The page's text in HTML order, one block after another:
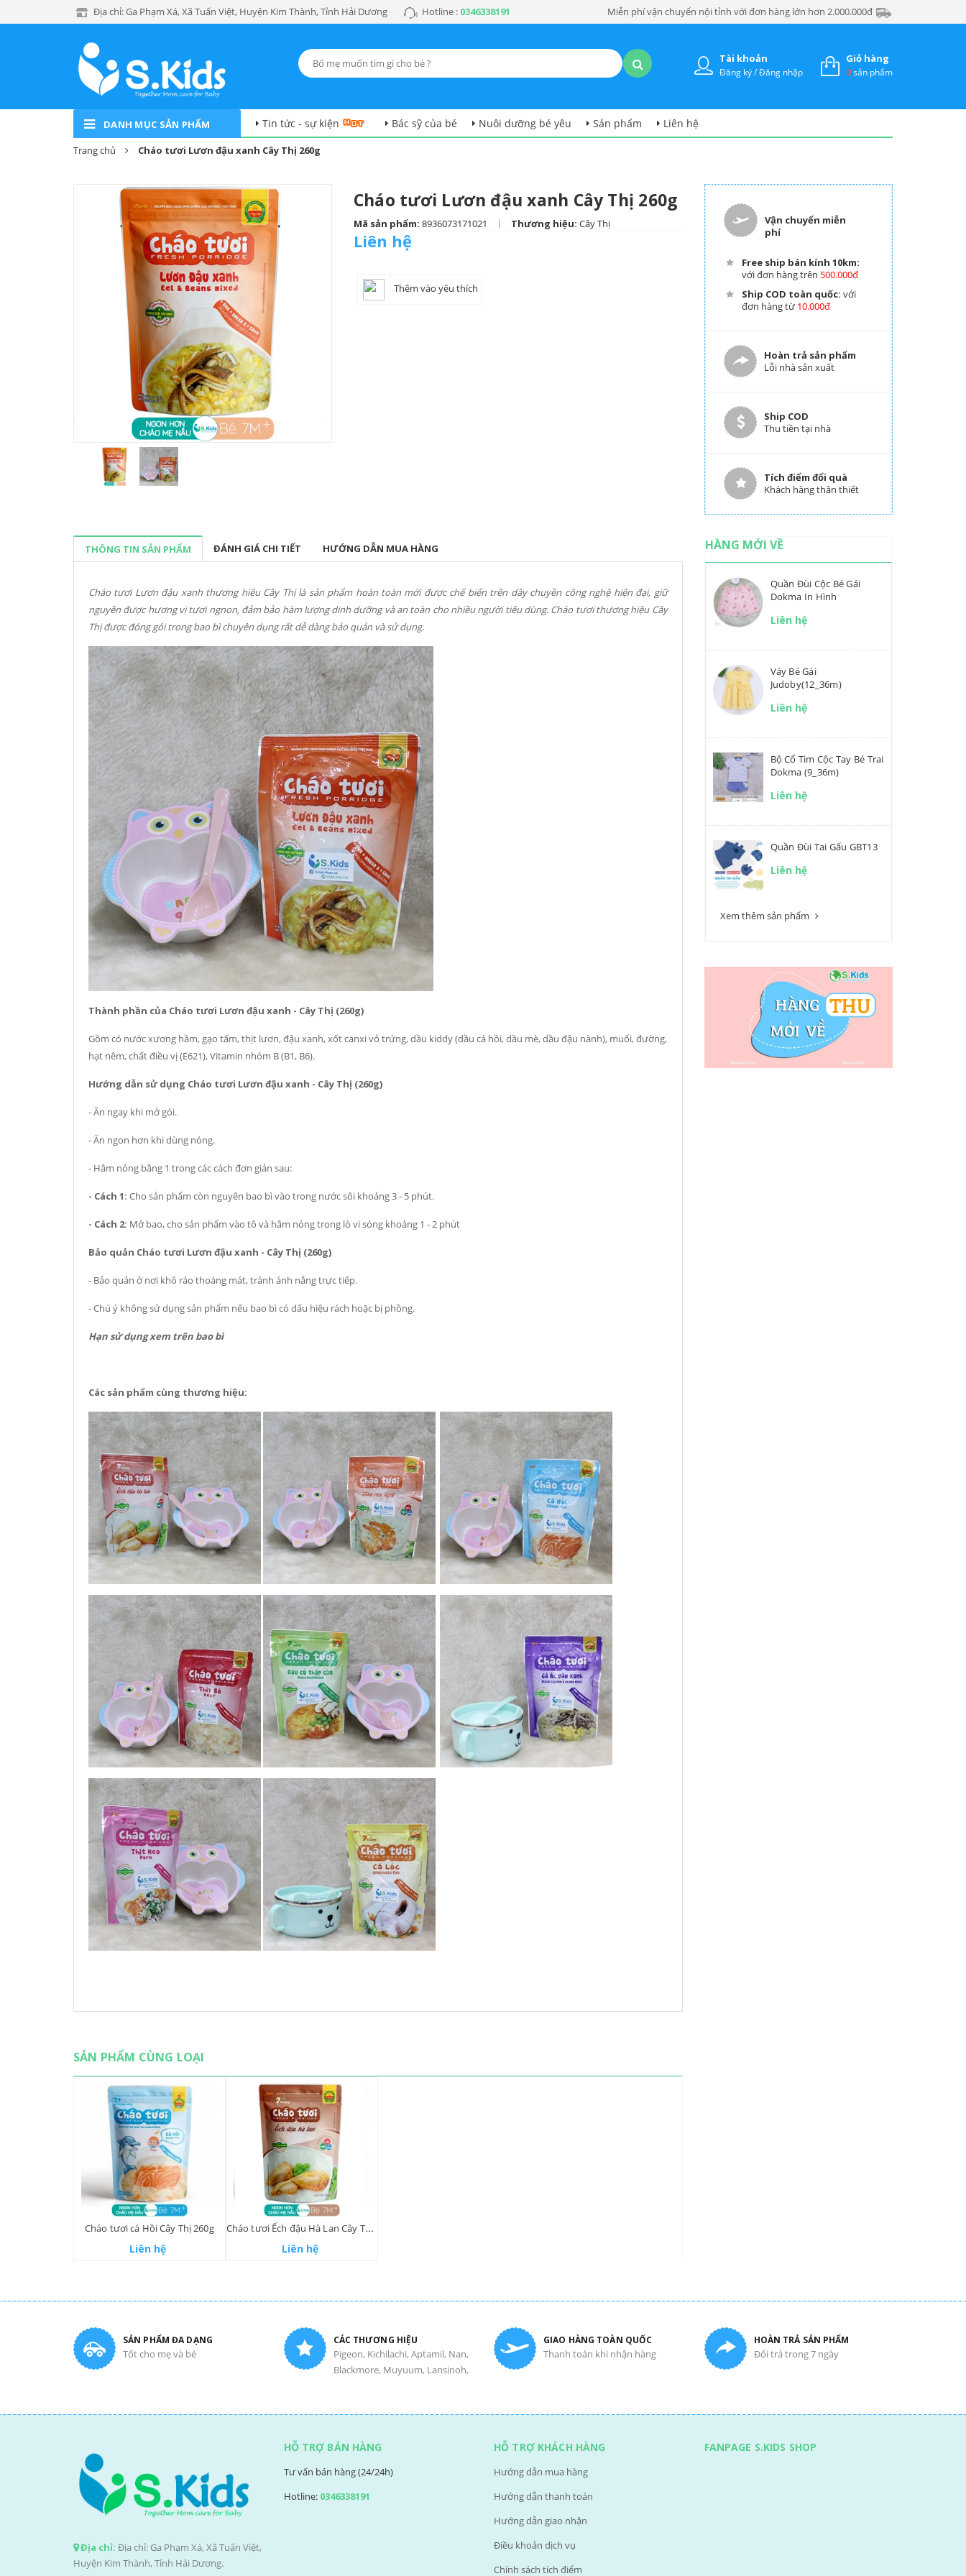
Địa chỉ: Ga Phạm Xá, Xã Tuấn Việt, Huyện Kim Thành, Tỉnh Hải Dương Hotline : 0346338191 Miễn phí vận chuyển nội tỉnh với đơn hàng lớn hơn 2.000.000đ
Giỏ hàng
0sản phẩm
Tài khoản
Đăng ký / Đăng nhập
DANH MỤC SẢN PHẨM Tin tức - sự kiện Bác sỹ của bé Nuôi dưỡng bé yêu Sản phẩm Liên hệ
Trang chủ Cháo tươi Lươn đậu xanh Cây Thị 260g
Cháo tươi Lươn đậu xanh Cây Thị 260g
Mã sản phẩm: 8936073171021 | Thương hiệu: Cây Thị
Liên hệ
Thêm vào yêu thích
Vận chuyển miễn
phí
Free ship bán kính 10km:
với đơn hàng trên 500.000đ
Ship COD toàn quốc: với
đơn hàng từ 10.000đ
Hoàn trả sản phẩm
Lỗi nhà sản xuất
Ship COD
Thu tiền tại nhà
Tích điểm đổi quà
Khách hàng thân thiết
THÔNG TIN SẢN PHẨM ĐÁNH GIÁ CHI TIẾT HƯỚNG DẪN MUA HÀNG
Cháo tươi Lươn đậu xanh thương hiệu Cây Thị là sản phẩm hoàn toàn mới được chế biến trên dây chuyền công nghệ hiện đại, giữ
nguyên được hương vị tươi ngnon, đảm bảo hàm lượng dinh dưỡng và an toàn cho nhiều người tiêu dùng. Cháo tươi thương hiệu Cây
Thị được đóng gói trong bao bì chuyên dụng rất dễ dàng bảo quản và sử dụng.
Thành phần của Cháo tươi Lươn đậu xanh - Cây Thị (260g)
Gồm có nước xương hầm, gạo tấm, thịt lươn, đậu xanh, xốt canxi vỏ trứng, dầu kiddy (dầu cá hồi, dầu mè, dầu đậu nành), muối, đường,
hạt nêm, chất điều vị (E621), Vitamin nhóm B (B1, B6).
Hướng dẫn sử dụng Cháo tươi Lươn đậu xanh - Cây Thị (260g)
- Ăn ngay khi mở gói.
- Ăn ngon hơn khi dùng nóng.
- Hâm nóng bằng 1 trong các cách đơn giản sau:
- Cách 1: Cho sản phẩm còn nguyên bao bì vào trong nước sôi khoảng 3 - 5 phút.
- Cách 2: Mở bao, cho sản phẩm vào tô và hâm nóng trong lò vi sóng khoảng 1 - 2 phút
Bảo quản Cháo tươi Lươn đậu xanh - Cây Thị (260g)
- Bảo quản ở nơi khô ráo thoáng mát, tránh ánh nắng trực tiếp.
- Chú ý không sử dụng sản phẩm nếu bao bì có dấu hiệu rách hoặc bị phồng.
Hạn sử dụng xem trên bao bì
Các sản phẩm cùng thương hiệu:
SẢN PHẨM CÙNG LOẠI
Cháo tươi cá Hồi Cây Thị 260g
Liên hệ
Cháo tươi Ếch đậu Hà Lan Cây Thị 260g
Liên hệ
HÀNG MỚI VỀ
Quần Đùi Cộc Bé Gái
Dokma In Hình
Liên hệ
Váy Bé Gái
Judoby(12_36m)
Liên hệ
Bộ Cổ Tim Cộc Tay Bé Trai
Dokma (9_36m)
Liên hệ
Quần Đùi Tai Gấu GBT13
Liên hệ
Xem thêm sản phẩm
SẢN PHẨM ĐA DẠNG
Tốt cho mẹ và bé
CÁC THƯƠNG HIỆU
Pigeon, Kichilachi, Aptamil, Nan,
Blackmore, Muyuum, Lansinoh,
GIAO HÀNG TOÀN QUỐC
Thanh toán khi nhận hàng
HOÀN TRẢ SẢN PHẨM
Đổi trả trong 7 ngày
Địa chỉ: Địa chỉ: Ga Phạm Xá, Xã Tuấn Việt,
Huyện Kim Thành, Tỉnh Hải Dương.
HỖ TRỢ BÁN HÀNG
Tư vấn bán hàng (24/24h)
Hotline: 0346338191
HỖ TRỢ KHÁCH HÀNG
Hướng dẫn mua hàng
Hướng dẫn thanh toán
Hướng dẫn giao nhận
Điều khoản dịch vụ
Chính sách tích điểm
FANPAGE S.KIDS SHOP